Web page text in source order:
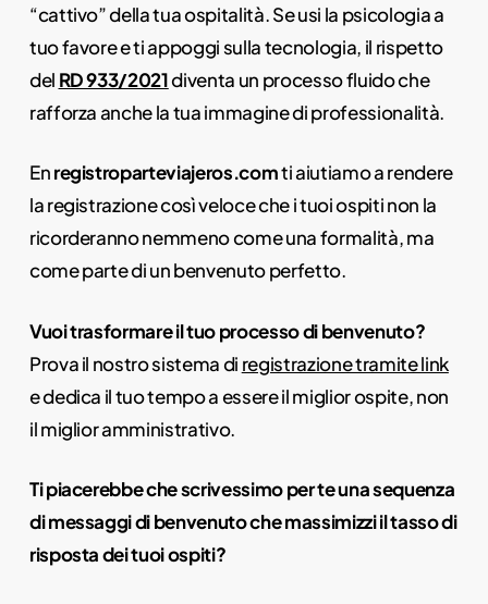
“cattivo” della tua ospitalità. Se usi la psicologia a
tuo favore e ti appoggi sulla tecnologia, il rispetto
del RD 933/2021diventa un processo fluido che
rafforza anche la tua immagine di professionalità.
Enregistroparteviajeros.comti aiutiamo a rendere
la registrazione così veloce che i tuoi ospiti non la
ricorderanno nemmeno come una formalità, ma
come parte di un benvenuto perfetto.
Vuoi trasformare il tuo processo di benvenuto?
Prova il nostro sistema di registrazione tramite link
e dedica il tuo tempo a essere il miglior ospite, non
il miglior amministrativo.
Ti piacerebbe che scrivessimo per te una sequenza
di messaggi di benvenuto che massimizzi il tasso di
risposta dei tuoi ospiti?